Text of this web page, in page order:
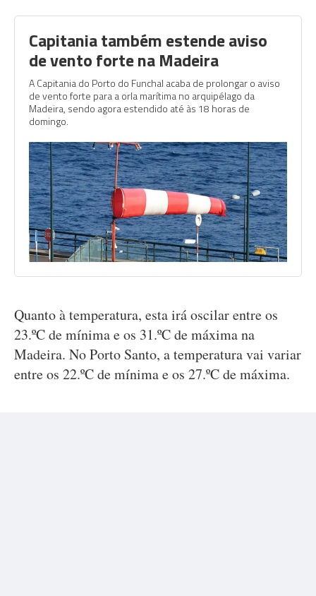
Capitania também estende aviso
de vento forte na Madeira
A Capitania do Porto do Funchal acaba de prolongar o aviso
de vento forte para a orla marítima no arquipélago da
Madeira, sendo agora estendido até às 18 horas de
domingo.
Quanto à temperatura, esta irá oscilar entre os
23.ºC de mínima e os 31.ºC de máxima na
Madeira. No Porto Santo, a temperatura vai variar
entre os 22.ºC de mínima e os 27.ºC de máxima.